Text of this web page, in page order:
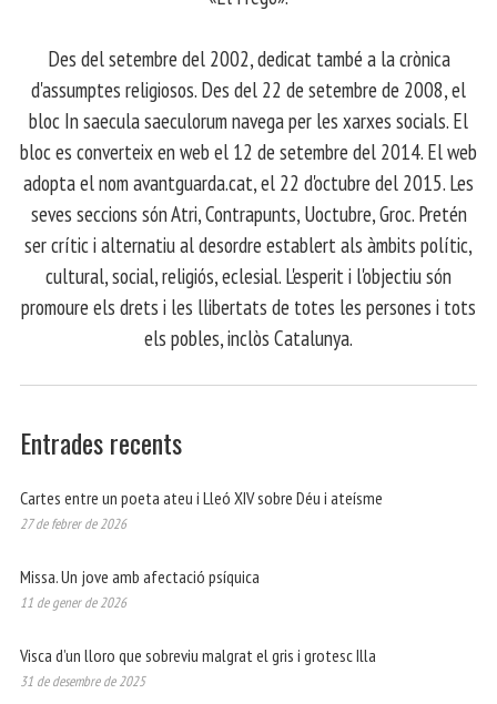
​ Des del setembre del 2002, dedicat també a la crònica
d'assumptes religiosos. Des del 22 de setembre de 2008, el
bloc In saecula saeculorum navega per les xarxes socials. El
bloc es converteix en web el 12 de setembre del 2014. El web
adopta el nom avantguarda.cat, el 22 d'octubre del 2015. Les
seves seccions són Atri, Contrapunts, Uoctubre, Groc. Pretén
ser crític i alternatiu al desordre establert als àmbits polític,
cultural, social, religiós, eclesial. L'esperit i l'objectiu són
promoure els drets i les llibertats de totes les persones i tots
els pobles, inclòs Catalunya.
Entrades recents
Cartes entre un poeta ateu i Lleó XIV sobre Déu i ateísme
27 de febrer de 2026
Missa. Un jove amb afectació psíquica
11 de gener de 2026
Visca d’un lloro que sobreviu malgrat el gris i grotesc Illa
31 de desembre de 2025